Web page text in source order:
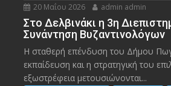
20 Μαΐου 2026 admin admin
Στο Δελβινάκι η 3η
Συνάντηση Βυζαντινολόγων
Η σταθερή επένδυση του Δήμου
εκπαίδευση και η στρατηγική του
εξωστρέφεια μετουσιώνονται...